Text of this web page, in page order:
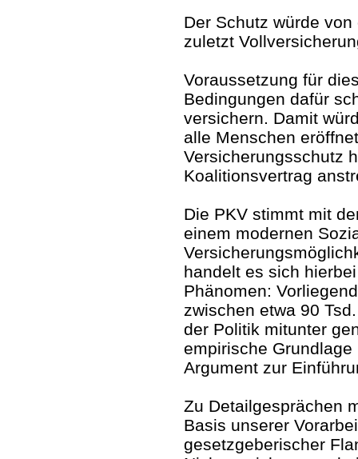
Der Schutz würde
zuletzt
Voraussetzung für
Bedingungen dafür
versichern. Damit
alle Menschen
Versicherungsschutz
Koalitionsvertrag
Die PKV stimmt mit
einem modernen
handelt es sich
Phänomen:
zwischen etwa 90
der Politik mitunter
empirische
Argument zur
Zu Detailgesprächen
Basis unserer
gesetzgeberischer